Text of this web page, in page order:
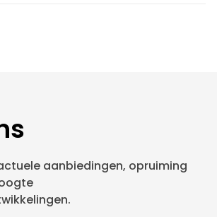
aanbiedingen, opruiming